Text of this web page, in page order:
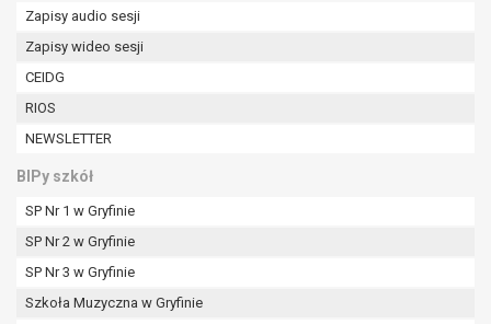
Zapisy audio sesji
Zapisy wideo sesji
CEIDG
RIOS
NEWSLETTER
BIPy szkół
SP Nr 1 w Gryfinie
SP Nr 2 w Gryfinie
SP Nr 3 w Gryfinie
Szkoła Muzyczna w Gryfinie
W przypadku gdy przetwarzanie danych
cofnięcia tej zgody w dowolnym momencie.
Cofnięcie to nie ma wpływu na zgodność
zgody przed jej cofnięciem.
Przysługuje Pani/Panu prawo wniesienia skargi do
organu nadzorczego na niezgodne z prawem
przez administratora.